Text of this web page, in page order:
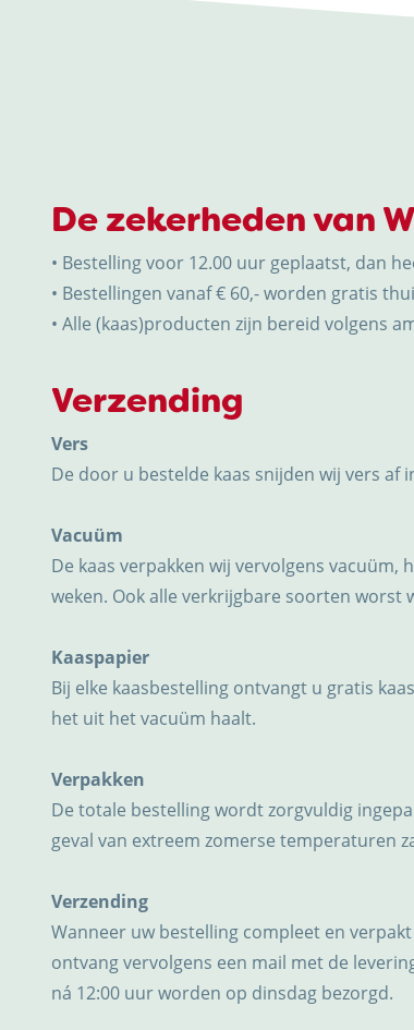
De zekerheden van
• Bestelling voor 12.00 uur geplaatst, dan
• Bestellingen vanaf € 60,- worden gratis
• Alle (kaas)producten zijn bereid volgens
Verzending
Vers
De door u bestelde kaas snijden wij vers af
Vacuüm
De kaas verpakken wij vervolgens
weken. Ook alle verkrijgbare soorten worst
Kaaspapier
Bij elke kaasbestelling ontvangt u gratis
het uit het vacuüm haalt.
Verpakken
De totale bestelling wordt zorgvuldig
geval van extreem zomerse temperaturen
Verzending
Wanneer uw bestelling compleet en
ontvang vervolgens een mail met de
ná 12:00 uur worden op dinsdag bezorgd.